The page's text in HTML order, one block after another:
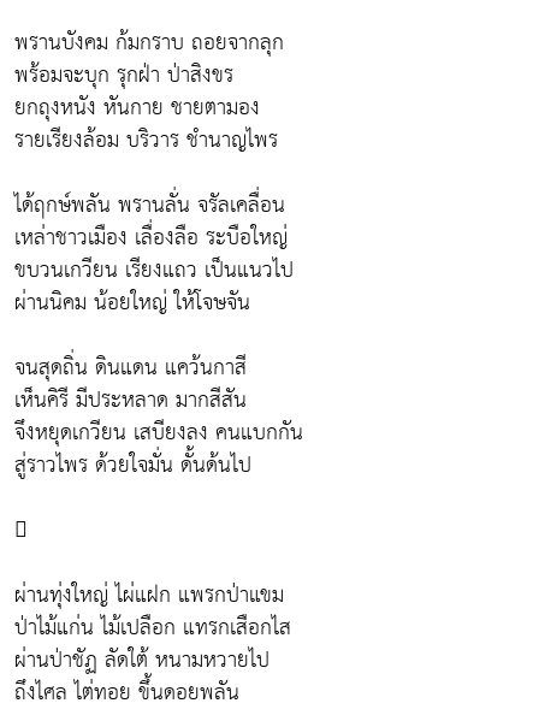
พรานบังคม ก้มกราบ ถอยจากลุก
พร้อมจะบุก รุกฝ่า ป่าสิงขร
ยกถุงหนัง หันกาย ชายตามอง
รายเรียงล้อม บริวาร ชำนาญไพร
ได้ฤกษ์พลัน พรานลั่น จรัลเคลื่อน
เหล่าชาวเมือง เลื่องลือ ระบือใหญ่
ขบวนเกวียน เรียงแถว เป็นแนวไป
ผ่านนิคม น้อยใหญ่ ให้โจษจัน
จนสุดถิ่น ดินแดน แคว้นกาสี
เห็นคิรี มีประหลาด มากสีสัน
จึงหยุดเกวียน เสบียงลง คนแบกกัน
สู่ราวไพร ด้วยใจมั่น ดั้นด้นไป

ผ่านทุ่งใหญ่ ไผ่แฝก แพรกป่าแขม
ป่าไม้แก่น ไม้เปลือก แทรกเสือกไส
ผ่านป่าชัฏ ลัดใต้ หนามหวายไป
ถึงไศล ไต่ทอย ขึ้นดอยพลัน